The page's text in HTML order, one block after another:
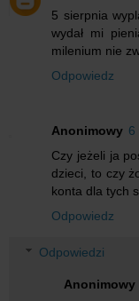
5 sierpnia
wydał mi
milenium nie
Odpowiedz
Anonimowy 6
Czy jeżeli ja
dzieci, to czy
konta dla tych
Odpowiedz
Odpowiedzi
Anonimowy